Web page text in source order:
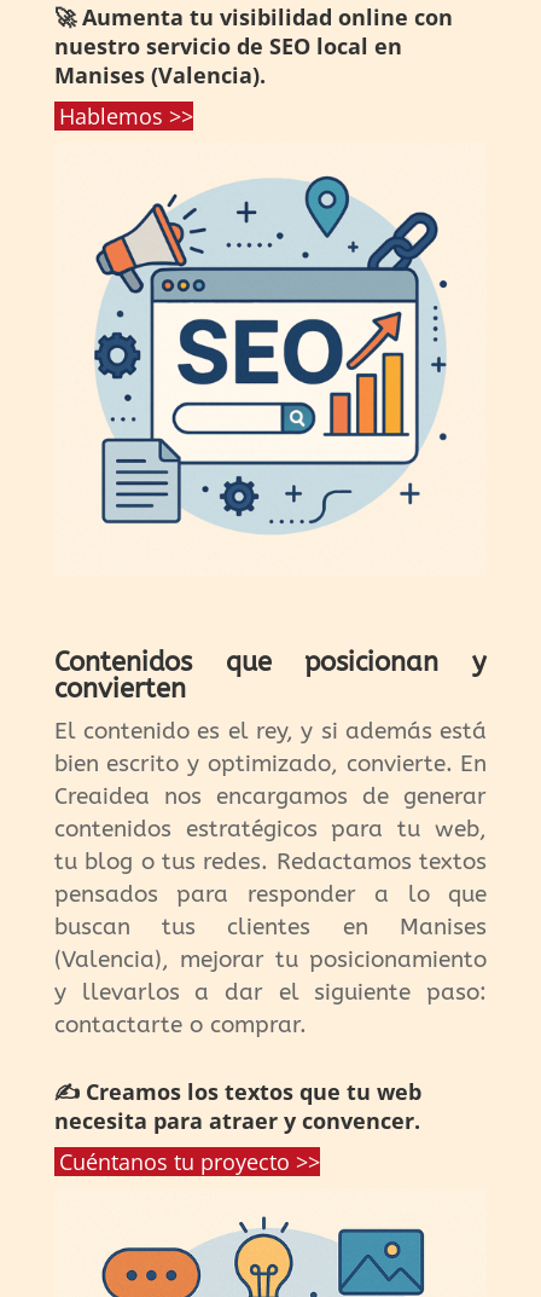
🚀 Aumenta tu visibilidad online con
nuestro servicio de SEO local en
Manises (Valencia).
Hablemos >>
Contenidos que posicionan y
convierten
El contenido es el rey, y si además está
bien escrito y optimizado, convierte. En
Creaidea nos encargamos de generar
contenidos estratégicos para tu web,
tu blog o tus redes. Redactamos textos
pensados para responder a lo que
buscan tus clientes en Manises
(Valencia), mejorar tu posicionamiento
y llevarlos a dar el siguiente paso:
contactarte o comprar.
✍️ Creamos los textos que tu web
necesita para atraer y convencer.
Cuéntanos tu proyecto >>